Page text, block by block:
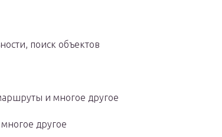
поиск объектов
и многое другое
другое